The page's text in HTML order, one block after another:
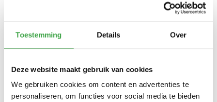
Toestemming Details Over
Deze website maakt gebruik van cookies
We gebruiken cookies om content en advertenties te
personaliseren, om functies voor social media te bieden
Staander
stelvoet
Dakbedekking
EPDM uit 1 stuk geleverd incl.
kit, dakdoorvoer en regenpijp
tot aan maaiveld - 10 jaar
garantie